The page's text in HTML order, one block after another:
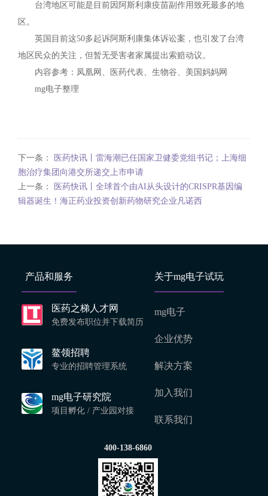
台湾地区可能是目前因阿斯利康疫苗副作用致死最多的地
区。
英国目前这50多起诉阿斯利康集体诉讼案，也引发了台湾
地区民众的关注，但暂无受害者家属提出索赔动议。
内容参考：凤凰网、医药代表、生物谷、美国妈妈网
mg电子整理
下一条：
医药快讯丨雷海潮已任国家卫健委党组书记；上海细
胞治疗集团向港交所递交上市申请
上一条：
医药快讯丨全球首个由AI从头设计的CRISPR基因编
辑器诞生！海正药业投资创新药物研究企业凡诺西
产品和服务
医药之梯人才网
免费发布职位并下载简历
鳌领招聘
专业的招聘管理系统
mg电子研究院
项目孵化 / 产业园对接
关于mg电子试玩
mg电子
企业优势
解决方案
加入我们
联系我们
400-138-6860